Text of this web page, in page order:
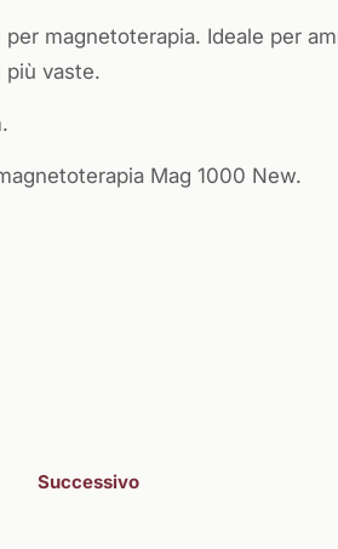
per magnetoterapia. Ideale per
più vaste.
Mag 1000 New.
Successivo